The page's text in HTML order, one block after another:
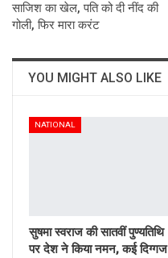
साजिश का खेल, पति को दी नींद की
गोली, फिर मारा करंट
YOU MIGHT ALSO LIKE
NATIONAL
सुषमा स्वराज की सातवीं पुण्यतिथि
पर देश ने किया नमन, कई दिग्गज